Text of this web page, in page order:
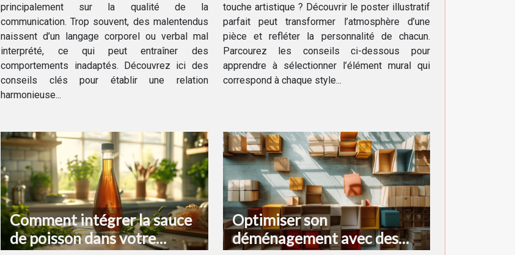
principalement sur la qualité de la
communication. Trop souvent, des malentendus
naissent d’un langage corporel ou verbal mal
interprété, ce qui peut entraîner des
comportements inadaptés. Découvrez ici des
conseils clés pour établir une relation
harmonieuse...
touche artistique ? Découvrir le poster illustratif
parfait peut transformer l’atmosphère d’une
pièce et refléter la personnalité de chacun.
Parcourez les conseils ci-dessous pour
apprendre à sélectionner l’élément mural qui
correspond à chaque style...
Comment intégrer la sauce
de poisson dans votre
Optimiser son
déménagement avec des